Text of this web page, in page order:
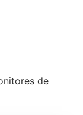
de